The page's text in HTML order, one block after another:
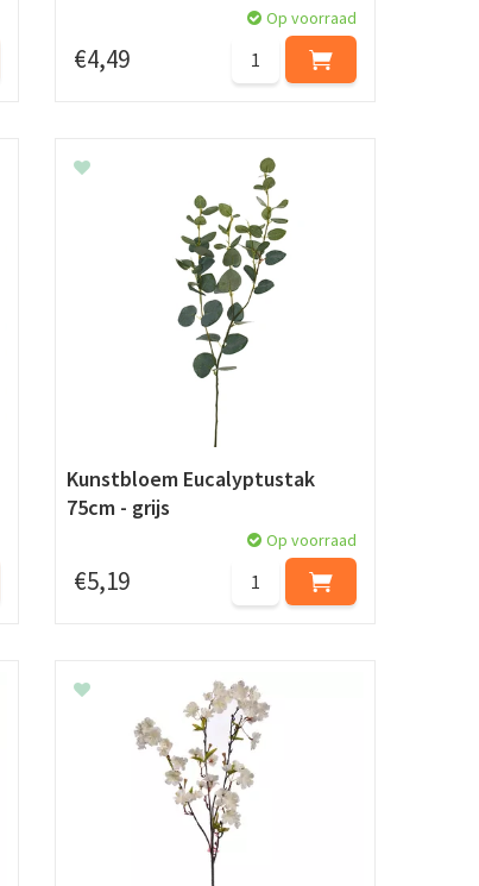
€4,49
Op voorraad
Kunstbloem Eucalyptustak
75cm - grijs
€5,19
Op voorraad